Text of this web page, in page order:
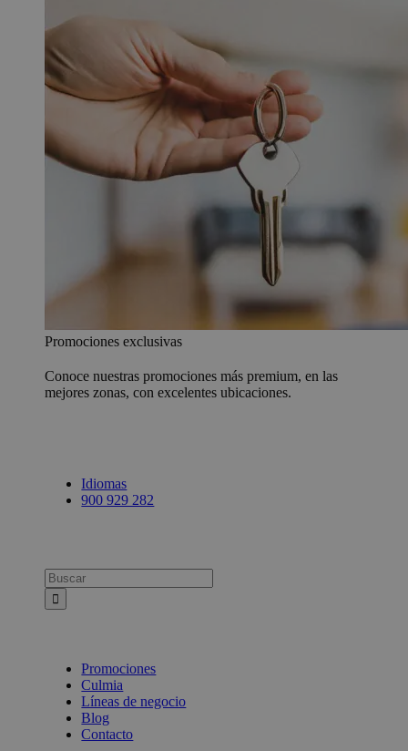
Promociones exclusivas
Conoce nuestras promociones más premium, en las
mejores zonas, con excelentes ubicaciones.
Idiomas
900 929 282
Busca:
Promociones
Culmia
Líneas de negocio
Blog
Contacto